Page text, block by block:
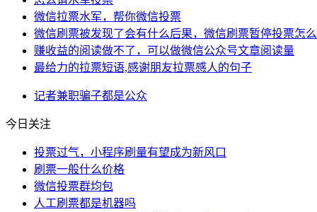
微信拉票水军，帮你微信投票
微信刷票被发现了会有什么后果，微信刷票暂停投票怎
赚收益的阅读做不了，可以做微信公众号文章阅读量
最给力的拉票短语,感谢朋友拉票感人的句子
记者兼职骗子都是公众
今日关注
投票过气，小程序刷量有望成为新风口
刷票一般什么价格
微信投票群均包
人工刷票都是机器吗